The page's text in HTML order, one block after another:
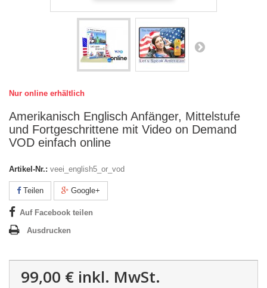
Nur online erhältlich
Amerikanisch Englisch Anfänger, Mittelstufe
und Fortgeschrittene mit Video on Demand
VOD einfach online
Artikel-Nr.: veei_english5_or_vod
Teilen Google+
Auf Facebook teilen
Ausdrucken
99,00 € inkl. MwSt.